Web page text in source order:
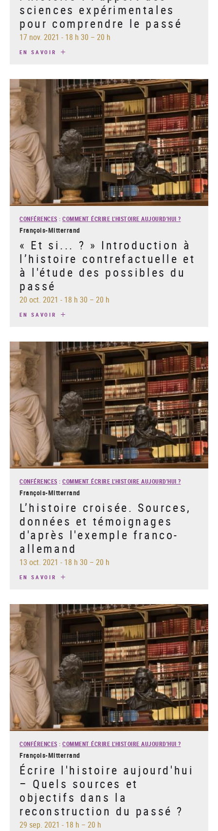
sciences expérimentales
pour comprendre le passé
17 nov. 2021 - 18 h 30 – 20 h
EN SAVOIR
CONFÉRENCES : COMMENT ÉCRIRE L'HISTOIRE AUJOURD'HUI ?
François-Mitterrand
« Et si... ? » Introduction à
l’histoire contrefactuelle et
à l'étude des possibles du
passé
20 oct. 2021 - 18 h 30 – 20 h
EN SAVOIR
CONFÉRENCES : COMMENT ÉCRIRE L'HISTOIRE AUJOURD'HUI ?
François-Mitterrand
L’histoire croisée. Sources,
données et témoignages
d'après l'exemple franco-
allemand
13 oct. 2021 - 18 h 30 – 20 h
EN SAVOIR
CONFÉRENCES : COMMENT ÉCRIRE L'HISTOIRE AUJOURD'HUI ?
François-Mitterrand
Écrire l'histoire aujourd'hui
– Quels sources et
objectifs dans la
reconstruction du passé ?
29 sep. 2021 - 18 h – 20 h